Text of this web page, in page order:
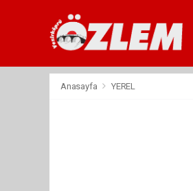
Anasayfa YEREL